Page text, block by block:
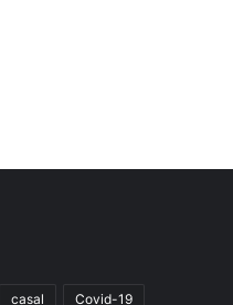
casal Covid-19